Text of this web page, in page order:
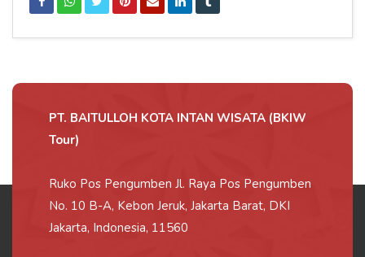
PT. BAITULLOH KOTA INTAN WISATA (BKIW
Tour)
Ruko Pos Pengumben Jl. Raya Pos Pengumben
No. 10 B-A, Kebon Jeruk, Jakarta Barat, DKI
Jakarta, Indonesia, 11560